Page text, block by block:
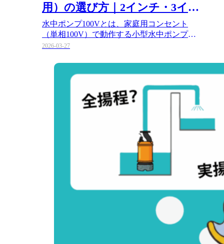
用）の選び方｜2インチ・3イン
チの能力差、自動運転、残水処
理を網羅
水中ポンプ100Vとは、家庭用コンセント
（単相100V）で動作する小型水中ポンプの
総称です。動力電源（200V…
2026-03-27